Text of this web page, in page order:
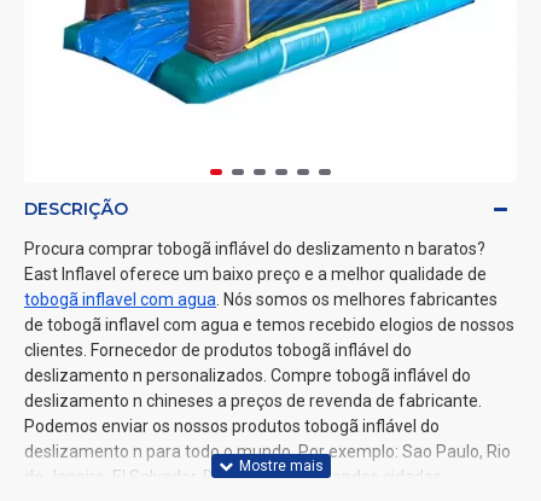
DESCRIÇÃO
Procura comprar tobogã inflável do deslizamento n baratos?
East Inflavel oferece um baixo preço e a melhor qualidade de
tobogã inflavel com agua . Nós somos os melhores fabricantes
de tobogã inflavel com agua e temos recebido elogios de nossos
clientes. Fornecedor de produtos tobogã inflável do
deslizamento n personalizados. Compre tobogã inflável do
deslizamento n chineses a preços de revenda de fabricante.
Podemos enviar os nossos produtos tobogã inflável do
deslizamento n para todo o mundo. Por exemplo: Sao Paulo, Rio
de Janeiro, El Salvador, Brazil e outras grandes cidades